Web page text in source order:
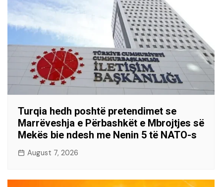
Turqia hedh poshtë pretendimet se
Marrëveshja e Përbashkët e Mbrojtjes së
Mekës bie ndesh me Nenin 5 të NATO-s
August 7, 2026